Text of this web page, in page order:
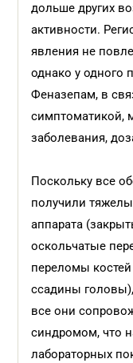
дольше других
активности.
явления не
однако у одного
Феназепам, в
симптоматикой,
заболевания,
Поскольку все
получили
аппарата
оскольчатые
переломы
ссадины
все они
синдромом, что
лабораторных